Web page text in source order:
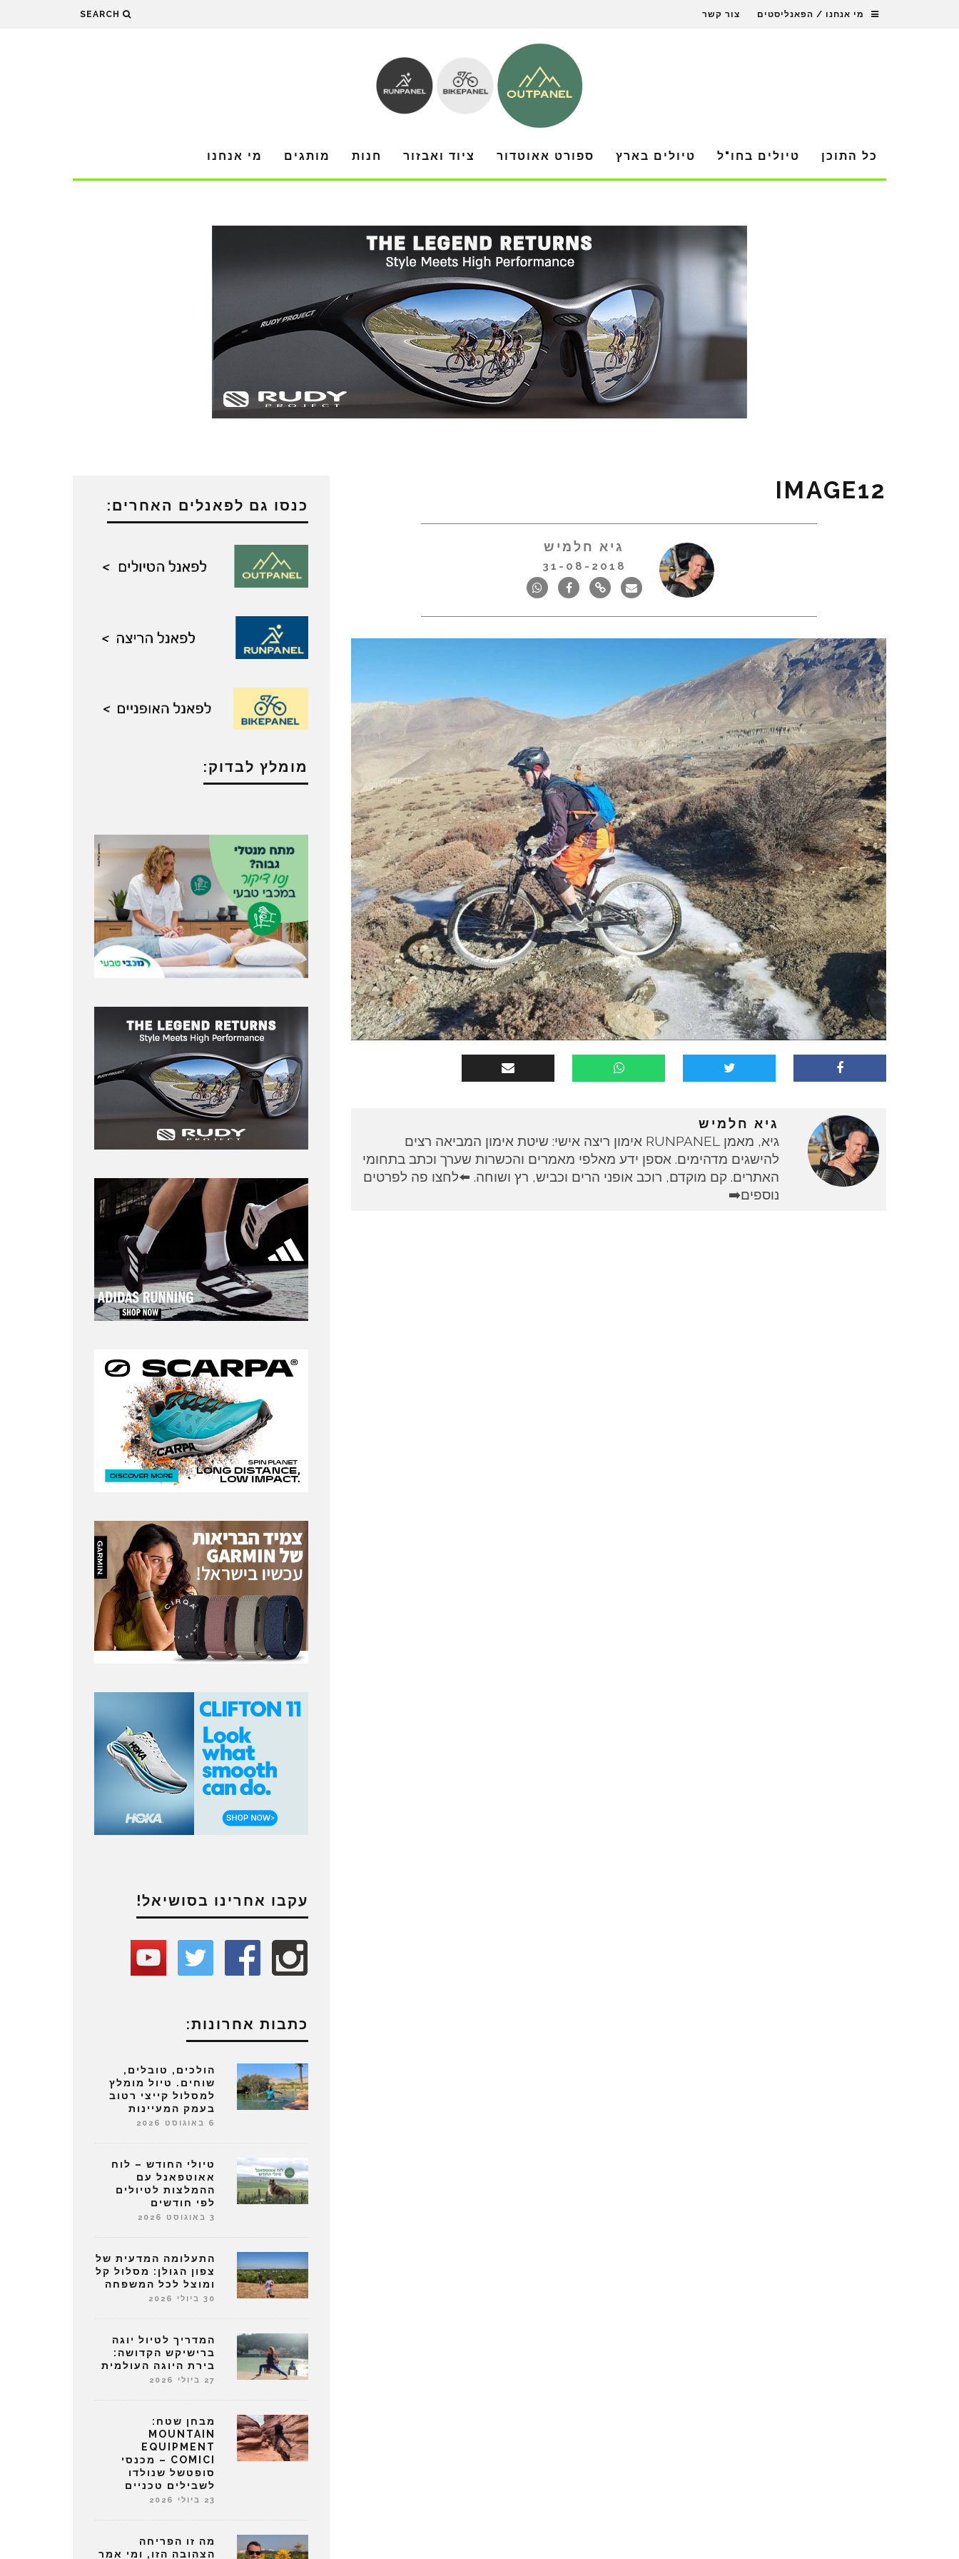
מי אנחנו / הפאנליסטים צור קשר SEARCH
כל התוכן טיולים בחו"ל טיולים בארץ ספורט אאוטדור ציוד ואבזור חנות מותגים מי אנחנו
IMAGE12
גיא חלמיש
31-08-2018
גיא חלמיש
גיא, מאמן RUNPANEL אימון ריצה אישי: שיטת אימון המביאה רצים
להישגים מדהימים. אספן ידע מאלפי מאמרים והכשרות שערך וכתב בתחומי
האתרים. קם מוקדם, רוכב אופני הרים וכביש, רץ ושוחה. ⬅️לחצו פה לפרטים
נוספים➡️
כנסו גם לפאנלים האחרים:
מומלץ לבדוק:
עקבו אחרינו בסושיאל!
כתבות אחרונות:
הולכים, טובלים,
שוחים. טיול מומלץ
למסלול קייצי רטוב
בעמק המעיינות
6 באוגוסט 2026
טיולי החודש – לוח
אאוטפאנל עם
ההמלצות לטיולים
לפי חודשים
3 באוגוסט 2026
התעלומה המדעית של
צפון הגולן: מסלול קל
ומוצל לכל המשפחה
30 ביולי 2026
המדריך לטיול יוגה
ברישיקש הקדושה:
בירת היוגה העולמית
27 ביולי 2026
מבחן שטח:
MOUNTAIN
EQUIPMENT
COMICI – מכנסי
סופטשל שנולדו
לשבילים טכניים
23 ביולי 2026
מה זו הפריחה
הצהובה הזו, ומי אמר